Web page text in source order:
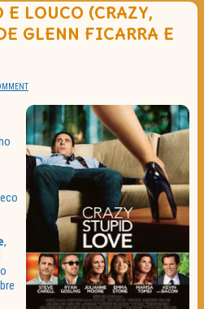
E LOUCO (CRAZY,
GLENN FICARRA E
,